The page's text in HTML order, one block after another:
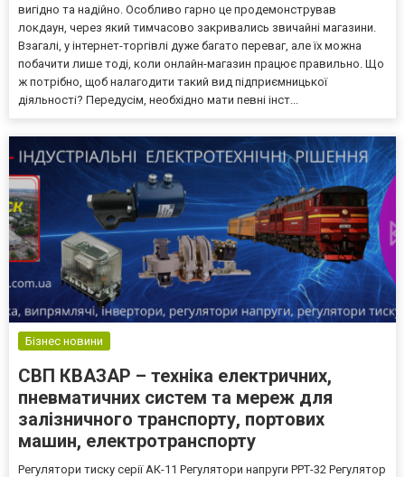
вигідно та надійно. Особливо гарно це продемонстрував
локдаун, через який тимчасово закривались звичайні магазини.
Взагалі, у інтернет-торгівлі дуже багато переваг, але їх можна
побачити лише тоді, коли онлайн-магазин працює правильно. Що
ж потрібно, щоб налагодити такий вид підприємницької
діяльності? Передусім, необхідно мати певні інст...
Бізнес новини
СВП КВАЗАР – техніка електричних,
пневматичних систем та мереж для
залізничного транспорту, портових
машин, електротранспорту
Регулятори тиску серії АК-11 Регулятори напруги РРТ-32 Регулятор